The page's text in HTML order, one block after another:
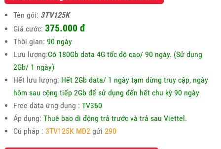
Tên gói: 3TV125K
Giá cước: 375.000 đ
Thời gian: 90 ngày
Lưu lượng:Có 180Gb data 4G tốc độ cao/ 90 ngày. (Sử dụng
2Gb/ 1 ngày)
Hết lưu lượng: Hết 2Gb data/ 1 ngày tạm dừng truy cập, ngày
hôm sau cộng tiếp 2Gb để sử dụng đến hết chu kỳ 90 ngày
Free data ứng dụng : TV360
Áp dụng: Thuê bao di động trả trước và trả sau Viettel.
Cú pháp : 3TV125K MD2 gửi 290